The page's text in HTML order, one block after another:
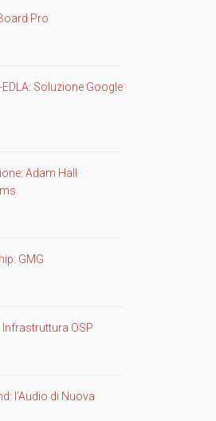
Pro
Soluzione Google
Adam Hall
GMG
Infrastruttura OSP
l’Audio di Nuova